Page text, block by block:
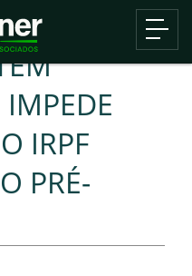
IRPF
PRÉ-